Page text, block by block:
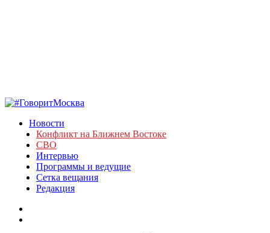
Новости
Конфликт на Ближнем Востоке
СВО
Интервью
Программы и ведущие
Сетка вещания
Редакция